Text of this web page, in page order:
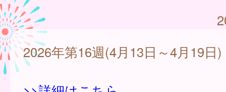
2026年第16週(4月13日～4月19日)